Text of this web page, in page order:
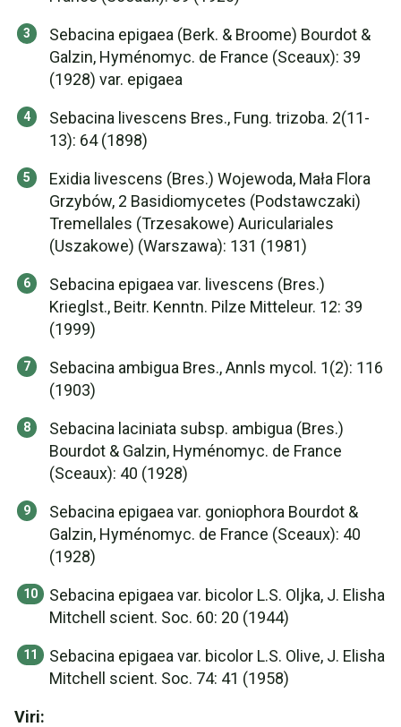
Sebacina epigaea (Berk. & Broome) Bourdot &
Galzin, Hyménomyc. de France (Sceaux): 39
(1928) var. epigaea
Sebacina livescens Bres., Fung. trizoba. 2(11-
13): 64 (1898)
Exidia livescens (Bres.) Wojewoda, Mała Flora
Grzybów, 2 Basidiomycetes (Podstawczaki)
Tremellales (Trzesakowe) Auriculariales
(Uszakowe) (Warszawa): 131 (1981)
Sebacina epigaea var. livescens (Bres.)
Krieglst., Beitr. Kenntn. Pilze Mitteleur. 12: 39
(1999)
Sebacina ambigua Bres., Annls mycol. 1(2): 116
(1903)
Sebacina laciniata subsp. ambigua (Bres.)
Bourdot & Galzin, Hyménomyc. de France
(Sceaux): 40 (1928)
Sebacina epigaea var. goniophora Bourdot &
Galzin, Hyménomyc. de France (Sceaux): 40
(1928)
Sebacina epigaea var. bicolor L.S. Oljka, J. Elisha
Mitchell scient. Soc. 60: 20 (1944)
Sebacina epigaea var. bicolor L.S. Olive, J. Elisha
Mitchell scient. Soc. 74: 41 (1958)
Viri: